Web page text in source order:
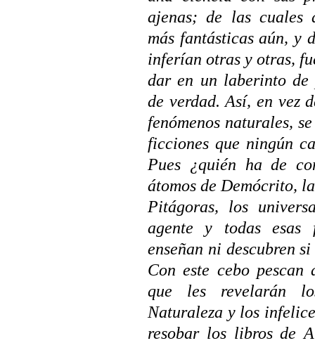
ajenas; de las cuales
más fantásticas aún, y
inferían otras y otras,
dar en un laberinto de
de verdad. Así, en vez
fenómenos naturales,
ficciones que ningún
Pues ¿quién ha de
átomos de Demócrito,
Pitágoras, los
agente y todas esas
enseñan ni descubren
Con este cebo pescan
que les revelarán
Naturaleza y los
resobar los libros de